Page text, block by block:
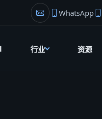
创始人邮箱WhatsApp
行业 资源